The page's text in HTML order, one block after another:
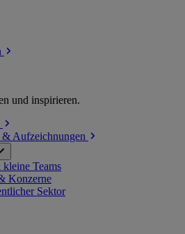
und inspirieren.
& Aufzeichnungen
Teams
Konzerne
Sektor